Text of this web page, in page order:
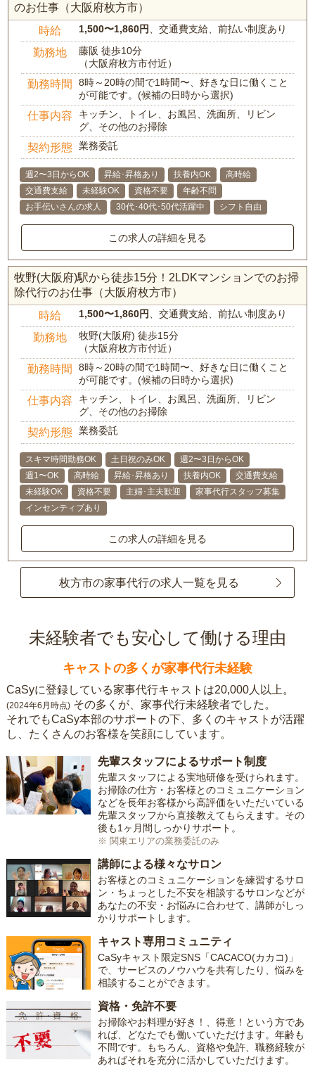
のお仕事（大阪府枚方市）
時給 1,500〜1,860円 、交通費支給、前払い制度あり
勤務地
藤阪 徒歩10分
（大阪府枚方市付近）
勤務時間
8時～20時の間で1時間〜、好きな日に働くこと
が可能です。(候補の日時から選択)
仕事内容
キッチン、トイレ、お風呂、洗面所、リビン
グ、その他のお掃除
契約形態 業務委託
週2〜3日からOK 昇給･昇格あり 扶養内OK
高時給
交通費支給
未経験OK 資格不要
年齢不問
お手伝いさんの求人
30代･40代･50代活躍中 シフト自由
この求人の詳細を見る
牧野(大阪府)駅から徒歩15分！2LDKマンションでのお掃
除代行のお仕事（大阪府枚方市）
時給 1,500〜1,860円 、交通費支給、前払い制度あり
勤務地
牧野(大阪府) 徒歩15分
（大阪府枚方市付近）
勤務時間
8時～20時の間で1時間〜、好きな日に働くこと
が可能です。(候補の日時から選択)
仕事内容
キッチン、トイレ、お風呂、洗面所、リビン
グ、その他のお掃除
契約形態 業務委託
スキマ時間勤務OK 土日祝のみOK
週2〜3日からOK
週1〜OK
高時給 昇給･昇格あり 扶養内OK
交通費支給
未経験OK
資格不要 主婦･主夫歓迎
家事代行スタッフ募集
インセンティブあり
この求人の詳細を見る
枚方市の家事代行の求人一覧を見る
未経験者でも安心して働ける理由
キャストの多くが家事代行未経験
CaSyに登録している家事代行キャストは20,000人以上。
(2024年6月時点) その多くが、家事代行未経験者でした。
それでもCaSy本部のサポートの下、多くのキャストが活躍
し、たくさんのお客様を笑顔にしています。
先輩スタッフによるサポート制度
先輩スタッフによる実地研修を受けられます。
お掃除の仕方・お客様とのコミュニケーション
などを長年お客様から高評価をいただいている
先輩スタッフから直接教えてもらえます。その
後も1ヶ月間しっかりサポート。
※ 関東エリアの業務委託のみ
講師による様々なサロン
お客様とのコミュニケーションを練習するサロ
ン・ちょっとした不安を相談するサロンなどが
あなたの不安・お悩みに合わせて、講師がしっ
かりサポートします。
キャスト専用コミュニティ
CaSyキャスト限定SNS「CACACO(カカコ)」
で、サービスのノウハウを共有したり、悩みを
相談することができます。
資格・免許不要
お掃除やお料理が好き！、得意！という方であ
れば、どなたでも働いていただけます。年齢も
不問です。もちろん、資格や免許、職務経験が
あればそれを充分に活かしていただけます。